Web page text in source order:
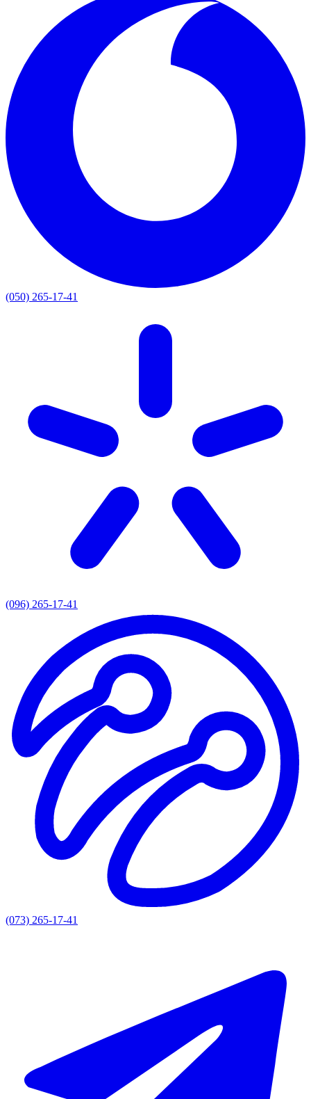
(050) 265-17-41
(096) 265-17-41
(073) 265-17-41